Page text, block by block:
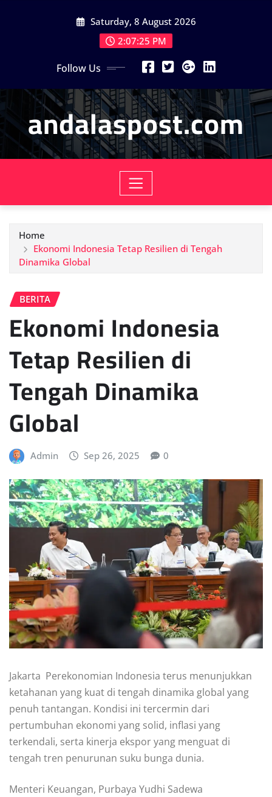
Saturday, 8 August 2026
2:07:27 PM
Follow Us
andalaspost.com
Home
Ekonomi Indonesia Tetap Resilien di Tengah
Dinamika Global
BERITA
Ekonomi Indonesia
Tetap Resilien di
Tengah Dinamika
Global
Admin Sep 26, 2025 0
Jakarta  Perekonomian Indonesia terus menunjukkan
ketahanan yang kuat di tengah dinamika global yang
penuh tantangan. Kondisi ini tercermin dari
pertumbuhan ekonomi yang solid, inflasi yang
terkendali, serta kinerja ekspor yang menguat di
tengah tren penurunan suku bunga dunia.
Menteri Keuangan, Purbaya Yudhi Sadewa